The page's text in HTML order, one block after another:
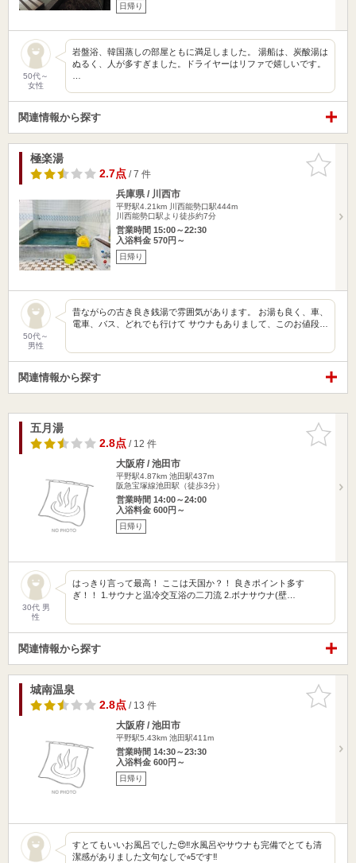
日帰り
50代～
女性
岩盤浴、韓国蒸しの部屋ともに満足しました。 湯船は、炭酸湯は
ぬるく、人が多すぎました。ドライヤーはリファで嬉しいです。
関連情報から探す
お気に入
りに追加
極楽湯
2.7点/ 7 件
兵庫県 / 川西市
平野駅4.21km
川西能勢口駅444m
川西能勢口駅より徒歩約7分
営業時間 15:00～22:30
入浴料金 570円～
日帰り
50代～
男性
昔ながらの古き良き銭湯で雰囲気があります。 お湯も良く、車、
電車、バス、どれでも行けて サウナもありまして、このお値段…
関連情報から探す
お気に入
りに追加
五月湯
2.8点/ 12 件
大阪府 / 池田市
平野駅4.87km 池田駅437m
阪急宝塚線池田駅（徒歩3分）
営業時間 14:00～24:00
入浴料金 600円～
日帰り
30代 男
性
はっきり言って最高！ ここは天国か？！ 良きポイント多す
ぎ！！ 1.サウナと温冷交互浴の二刀流 2.ボナサウナ(壁…
関連情報から探す
お気に入
りに追加
城南温泉
2.8点/ 13 件
大阪府 / 池田市
平野駅5.43km 池田駅411m
営業時間 14:30～23:30
入浴料金 600円～
日帰り
すとてもいいお風呂でした😍‼️水風呂やサウナも完備でとても清
潔感がありました文句なしで⭐︎5です‼️